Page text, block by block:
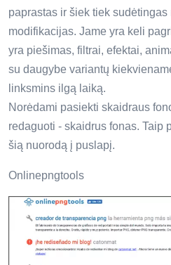
paprastas ir šiek tiek sudėtingas
modifikacijas. Jame yra keli
yra piešimas, filtrai, efektai,
su daugybe variantų
linksmins ilgą laiką.
Norėdami pasiekti skaidraus
redaguoti - skaidrus fonas. Taip
šią nuorodą į puslapį.
Onlinepngtools